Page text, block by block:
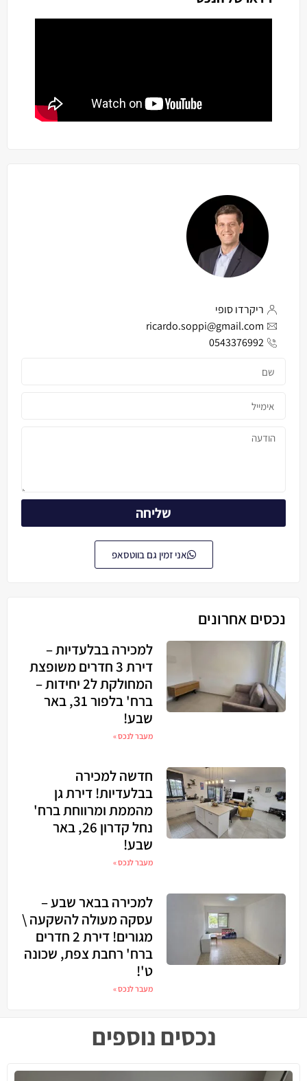
ריקרדו סופי
ricardo.soppi@gmail.com
0543376992
שליחה
אני זמין גם בווטסאפ
נכסים אחרונים
למכירה בבלעדיות –
דירת 3 חדרים משופצת
המחולקת ל2 יחידות –
ברח' בלפור 31, באר
שבע!
מעבר לנכס »
חדשה למכירה
בבלעדיות! דירת גן
מהממת ומרווחת ברח'
נחל קדרון 26, באר
שבע!
מעבר לנכס »
למכירה בבאר שבע –
עסקה מעולה להשקעה \
מגורים! דירת 2 חדרים
ברח' רחבת צפת, שכונה
ט'!
מעבר לנכס »
נכסים נוספים